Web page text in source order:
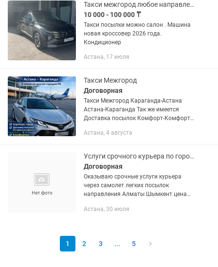
Такси межгород любое направление
10 000 - 100 000 ₸
Такси посылки можно салон . Машина
новая кроссовер 2026 года.
Кондиционер
Астана, 17 июля
Такси Межгород
Договорная
Такси Межгород Караганда-Астана
Астана-Караганда Так же имеется
Доставка посылок Комфорт-Комфорт+
Астана, 4 августа
Услуги срочного курьера по городам
Договорная
Оказываю срочные услуги курьера
через самолет легких посылок
направления Алматы Шымкент цена
Астана, 30 июля
1 2 3 ... 5